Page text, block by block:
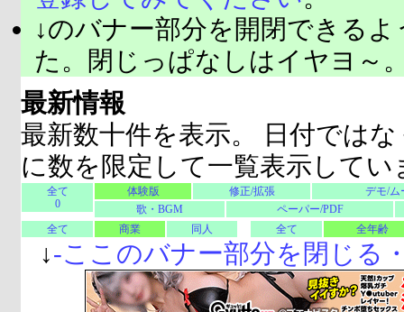
↓のバナー部分を開閉できる
た。閉じっぱなしはイヤヨ～
最新情報
最新数十件を表示。 日付では
に数を限定して一覧表示してい
全て
0
体験版 修正/拡張
デモ/ム
歌・BGM
ペーパー/PDF
全て
商業 同人 全て 全年齢
↓-ここのバナー部分を閉じる